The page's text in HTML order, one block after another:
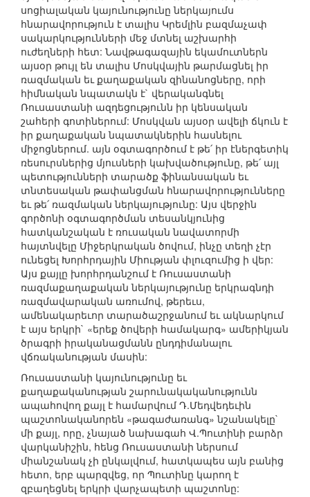
սոցիալական կայունությունը ներկայումս
հնարավորություն է տալիս Կրեմլին բազմաչափ
սակարկությունների մեջ մտնել աշխարհի
ուժեղների հետ: Նավթագազային եկամուտներն
այսօր թույլ են տալիս Մոսկվային թարմացնել իր
ռազմական եւ քաղաքական զինանոցները, որի
հիմնական նպատակն է` վերականգնել
Ռուսաստանի ազդեցությունն իր կենսական
շահերի գոտիներում: Մոսկվան այսօր ավելի ճկուն է
իր քաղաքական նպատակներին հասնելու
միջոցներում. այն օգտագործում է թե՛ իր էներգետիկ
ռեսուրսներից մյուսների կախվածությունը, թե՛ այլ
պետությունների տարածք ֆինանսական եւ
տնտեսական թափանցման հնարավորությունները
եւ թե՛ ռազմական ներկայությունը: Այս վերջին
գործոնի օգտագործման տեսանկյունից
հատկանշական է ռուսական նավատորմի
հայտնվելը Միջերկրական ծովում, ինչը տեղի չէր
ունեցել Խորհրդային Միության փլուզումից ի վեր:
Այս քայլը խորհրդանշում է Ռուսաստանի
ռազմաքաղաքական ներկայությունը երկրագնդի
ռազմավարական առումով, թերեւս,
ամենակարեւոր տարածաշրջանում եւ ակնարկում
է այս երկրի` «երեք ծովերի համակարգ» ամերիկյան
ծրագրի իրականացմանն ընդդիմանալու
վճռականության մասին:
Ռուսաստանի կայունությունը եւ
քաղաքականության շարունակականությունն
ապահովող քայլ է համարվում Դ.Մեդվեդեւին
պաշտոնականորեն «թագաժառանգ» նշանակելը`
մի քայլ, որը, չնայած նախագահ Վ.Պուտինի բարձր
վարկանիշին, հենց Ռուսաստանի ներսում
միանշանակ չի ընկալվում, հատկապես այն բանից
հետո, երբ պարզվեց, որ Պուտինը կարող է
զբաղեցնել երկրի վարչապետի պաշտոնը: